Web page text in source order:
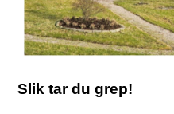
Slik tar du grep!